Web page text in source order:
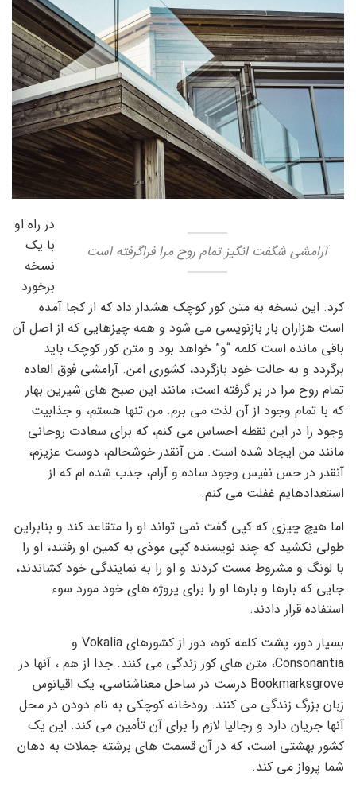
آرامشی شگفت انگیز تمام روح مرا فراگرفته است
در راه او
با یک
نسخه
برخورد
کرد. این نسخه به متن کور کوچک هشدار داد که از کجا آمده
است هزاران بار بازنویسی می شود و همه چیزهایی که از اصل آن
باقی مانده است کلمه “و” خواهد بود و متن کور کوچک باید
برگردد و به حالت خود بازگردد، کشوری امن. آرامشی فوق العاده
تمام روح مرا در بر گرفته است، مانند این صبح های شیرین بهار
که با تمام وجود از آن لذت می برم. من تنها هستم، و جذابیت
وجود را در این نقطه احساس می کنم، که برای سعادت روحانی
مانند من ایجاد شده است. من آنقدر خوشحالم، دوست عزیزم،
آنقدر در حس نفیس وجود ساده و آرام، جذب شده ام که از
استعدادهایم غفلت می کنم.
اما هیچ چیزی که کپی گفت نمی تواند او را متقاعد کند و بنابراین
طولی نکشید که چند نویسنده کپی موذی به کمین او رفتند، او را
با لونگ و مشروط مست کردند و او را به نمایندگی خود کشاندند،
جایی که بارها و بارها او را برای پروژه های خود مورد سوء
استفاده قرار دادند.
بسیار دور، پشت کلمه کوه، دور از کشورهای Vokalia و
Consonantia، متن های کور زندگی می کنند. جدا از هم ، آنها در
Bookmarksgrove درست در ساحل معناشناسی، یک اقیانوس
زبان بزرگ زندگی می کنند. رودخانه کوچکی به نام دودن در محل
آنها جریان دارد و رجالیا لازم را برای آن تأمین می کند. این یک
کشور بهشتی است، که در آن قسمت های برشته جملات به دهان
شما پرواز می کند.